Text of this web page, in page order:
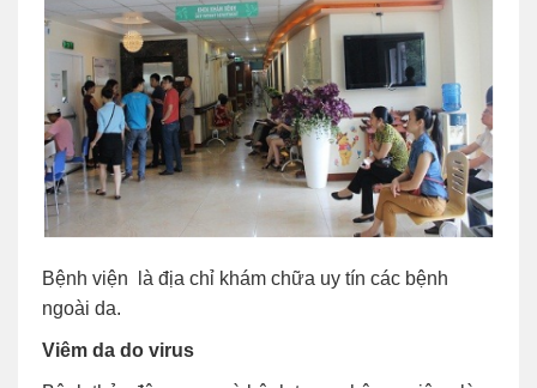
Bệnh viện là địa chỉ khám chữa uy tín các bệnh
ngoài da.
Viêm da do virus